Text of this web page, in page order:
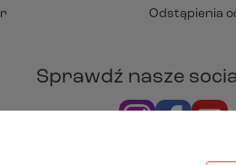
Odstąpienia
Sprawdź nasze